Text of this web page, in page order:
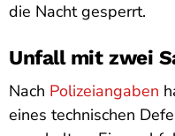
die Nacht gesperrt.
Unfall mit zwei
Nach Polizeiangaben
eines technischen